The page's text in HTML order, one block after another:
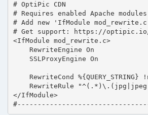
# OptiPic CDN
# Requires enabled Apache
# Add new 'IfModule
# Get support: https://optipic.io/
<IfModule mod_rewrite.c>
    RewriteEngine On
    SSLProxyEngine On
RewriteCond %{QUERY_STRING}
RewriteRule
</IfModule>